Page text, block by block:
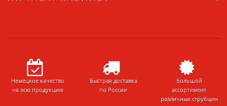
Немецкое качество
на всю продукцию
Быстрая доставка
по России
Большой
ассортимент
различных струбцин